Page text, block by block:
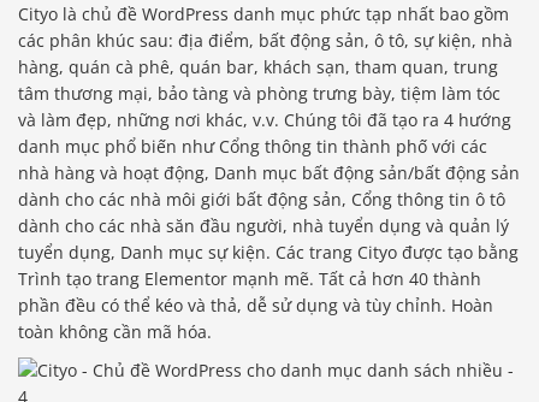
Cityo là chủ đề WordPress danh mục phức tạp nhất bao gồm
các phân khúc sau: địa điểm, bất động sản, ô tô, sự kiện, nhà
hàng, quán cà phê, quán bar, khách sạn, tham quan, trung
tâm thương mại, bảo tàng và phòng trưng bày, tiệm làm tóc
và làm đẹp, những nơi khác, v.v. Chúng tôi đã tạo ra 4 hướng
danh mục phổ biến như Cổng thông tin thành phố với các
nhà hàng và hoạt động, Danh mục bất động sản/bất động sản
dành cho các nhà môi giới bất động sản, Cổng thông tin ô tô
dành cho các nhà săn đầu người, nhà tuyển dụng và quản lý
tuyển dụng, Danh mục sự kiện. Các trang Cityo được tạo bằng
Trình tạo trang Elementor mạnh mẽ. Tất cả hơn 40 thành
phần đều có thể kéo và thả, dễ sử dụng và tùy chỉnh. Hoàn
toàn không cần mã hóa.